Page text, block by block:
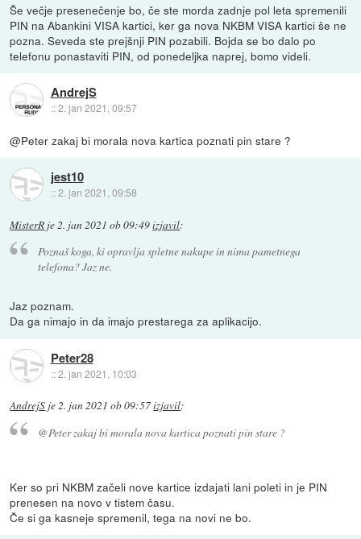
Še večje presenečenje bo, če ste morda zadnje pol leta spremenili
PIN na Abankini VISA kartici, ker ga nova NKBM VISA kartici še ne
pozna. Seveda ste prejšnji PIN pozabili. Bojda se bo dalo po
telefonu ponastaviti PIN, od ponedeljka naprej, bomo videli.
AndrejS
::2. jan 2021, 09:57
@Peter zakaj bi morala nova kartica poznati pin stare ?
jest10
::2. jan 2021, 09:58
MisterR je2. jan 2021 ob 09:49izjavil:
Poznaš koga, ki opravlja spletne nakupe in nima pametnega
telefona? Jaz ne.
Jaz poznam.
Da ga nimajo in da imajo prestarega za aplikacijo.
Peter28
::2. jan 2021, 10:03
AndrejS je2. jan 2021 ob 09:57izjavil:
@Peter zakaj bi morala nova kartica poznati pin stare ?
Ker so pri NKBM začeli nove kartice izdajati lani poleti in je PIN
prenesen na novo v tistem času.
Če si ga kasneje spremenil, tega na novi ne bo.